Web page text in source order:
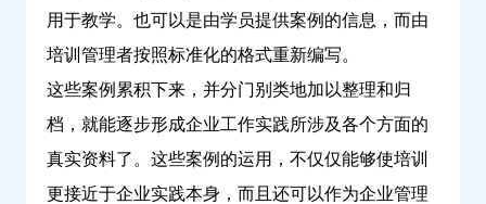
用于教学。也可以是由学员提供案例的信息，而由
培训管理者按照标准化的格式重新编写。
这些案例累积下来，并分门别类地加以整理和归
档，就能逐步形成企业工作实践所涉及各个方面的
真实资料了。这些案例的运用，不仅仅能够使培训
更接近于企业实践本身，而且还可以作为企业管理